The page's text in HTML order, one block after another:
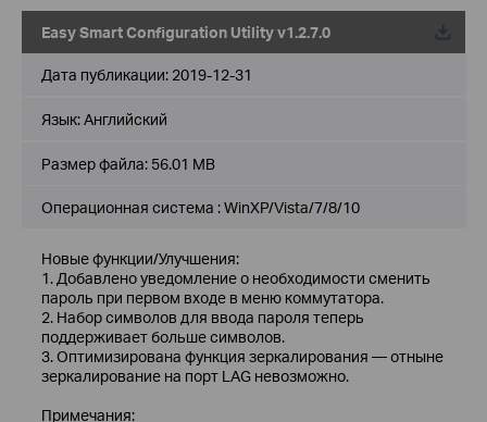
Easy Smart Configuration Utility v1.2.7.0
Дата публикации: 2019-12-31
Язык:Английский
Размер файла: 56.01 MB
Операционная система : WinXP/Vista/7/8/10
Новые функции/Улучшения:
1. Добавлено уведомление о необходимости сменить
пароль при первом входе в меню коммутатора.
2. Набор символов для ввода пароля теперь
поддерживает больше символов.
3. Оптимизирована функция зеркалирования — отныне
зеркалирование на порт LAG невозможно.
Примечания: